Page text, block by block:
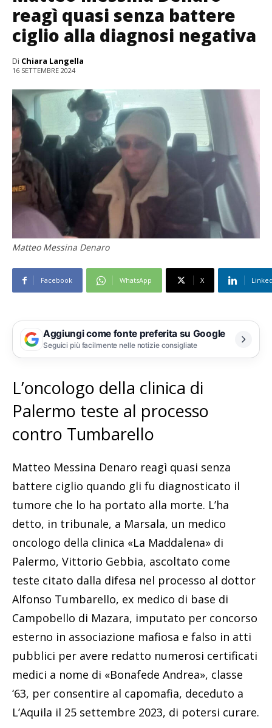
reagì quasi senza battere
ciglio alla diagnosi negativa
Di Chiara Langella
16 SETTEMBRE 2024
Matteo Messina Denaro
Facebook WhatsApp X
Aggiungi come fonte preferita su Google
Seguici più facilmente nelle notizie consigliate
L’oncologo della clinica di
Palermo teste al processo
contro Tumbarello
Matteo Messina Denaro reagì quasi senza
battere ciglio quando gli fu diagnosticato il
tumore che lo ha portato alla morte. L’ha
detto, in tribunale, a Marsala, un medico
oncologo della clinica «La Maddalena» di
Palermo, Vittorio Gebbia, ascoltato come
teste citato dalla difesa nel processo al dottor
Alfonso Tumbarello, ex medico di base di
Campobello di Mazara, imputato per concorso
esterno in associazione mafiosa e falso in atti
pubblici per avere redatto numerosi certificati
medici a nome di «Bonafede Andrea», classe
‘63, per consentire al capomafia, deceduto a
L’Aquila il 25 settembre 2023, di potersi curare.